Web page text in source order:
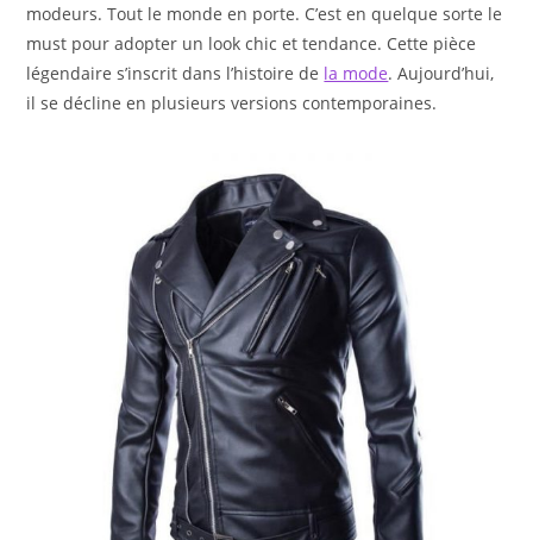
modeurs. Tout le monde en porte. C’est en quelque sorte le
must pour adopter un look chic et tendance. Cette pièce
légendaire s’inscrit dans l’histoire de la mode. Aujourd’hui,
il se décline en plusieurs versions contemporaines.